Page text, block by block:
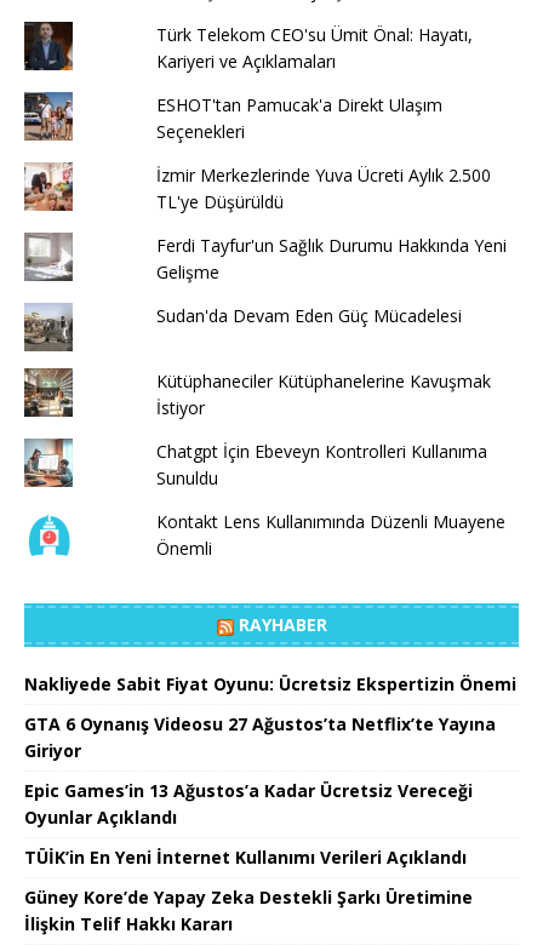
Türk Telekom CEO'su Ümit Önal: Hayatı,
Kariyeri ve Açıklamaları
ESHOT'tan Pamucak'a Direkt Ulaşım
Seçenekleri
İzmir Merkezlerinde Yuva Ücreti Aylık 2.500
TL'ye Düşürüldü
Ferdi Tayfur'un Sağlık Durumu Hakkında Yeni
Gelişme
Sudan'da Devam Eden Güç Mücadelesi
Kütüphaneciler Kütüphanelerine Kavuşmak
İstiyor
Chatgpt İçin Ebeveyn Kontrolleri Kullanıma
Sunuldu
Kontakt Lens Kullanımında Düzenli Muayene
Önemli
RAYHABER
Nakliyede Sabit Fiyat Oyunu: Ücretsiz Ekspertizin Önemi
GTA 6 Oynanış Videosu 27 Ağustos’ta Netflix’te Yayına
Giriyor
Epic Games’in 13 Ağustos’a Kadar Ücretsiz Vereceği
Oyunlar Açıklandı
TÜİK’in En Yeni İnternet Kullanımı Verileri Açıklandı
Güney Kore’de Yapay Zeka Destekli Şarkı Üretimine
İlişkin Telif Hakkı Kararı